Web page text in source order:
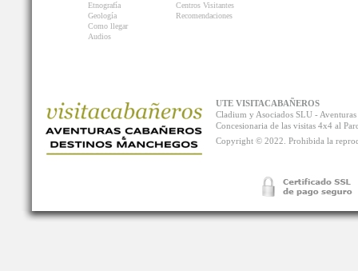
Etnografía
Geología
Como llegar
Audios
Centros Visitantes
Recomendaciones
UTE VISITACABAÑEROS
Cladium y Asociados SLU -
Concesionaria de las visitas 4x4 al
Copyright © 2022. Prohibida la